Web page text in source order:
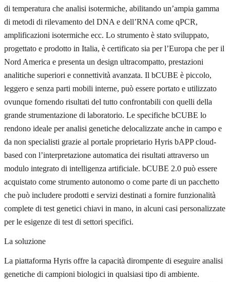
di temperatura che analisi isotermiche, abilitando un’ampia gamma
di metodi di rilevamento del DNA e dell’RNA come qPCR,
amplificazioni isotermiche ecc. Lo strumento è stato sviluppato,
progettato e prodotto in Italia, è certificato sia per l’Europa che per il
Nord America e presenta un design ultracompatto, prestazioni
analitiche superiori e connettività avanzata. Il bCUBE è piccolo,
leggero e senza parti mobili interne, può essere portato e utilizzato
ovunque fornendo risultati del tutto confrontabili con quelli della
grande strumentazione di laboratorio. Le specifiche bCUBE lo
rendono ideale per analisi genetiche delocalizzate anche in campo e
da non specialisti grazie al portale proprietario Hyris bAPP cloud-
based con l’interpretazione automatica dei risultati attraverso un
modulo integrato di intelligenza artificiale. bCUBE 2.0 può essere
acquistato come strumento autonomo o come parte di un pacchetto
che può includere prodotti e servizi destinati a fornire funzionalità
complete di test genetici chiavi in mano, in alcuni casi personalizzate
per le esigenze di test di settori specifici.
La soluzione
La piattaforma Hyris offre la capacità dirompente di eseguire analisi
genetiche di campioni biologici in qualsiasi tipo di ambiente.